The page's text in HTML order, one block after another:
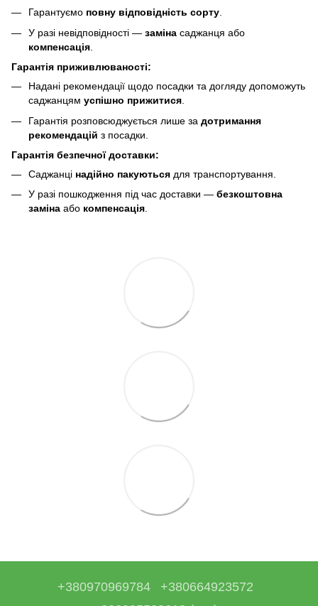
Гарантуємо повну відповідність сорту.
У разі невідповідності — заміна саджанця або
компенсація
Гарантія приживлюваності:
Надані рекомендації щодо посадки та догляду допоможуть
саджанцям успішно прижитися
Гарантія розповсюджується лише за дотримання
рекомендацій з посадки.
Гарантія безпечної доставки:
Саджанці надійно пакуються для транспортування.
У разі пошкодження під час доставки — безкоштовна
заміна або компенсація.
+380970969784
+380664923572